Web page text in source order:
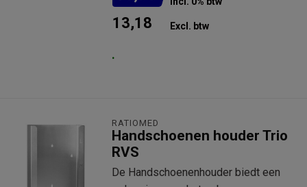
13,18 Excl. btw
.
RATIOMED
Handschoenen houder Trio
RVS
De Handschoenenhouder biedt een